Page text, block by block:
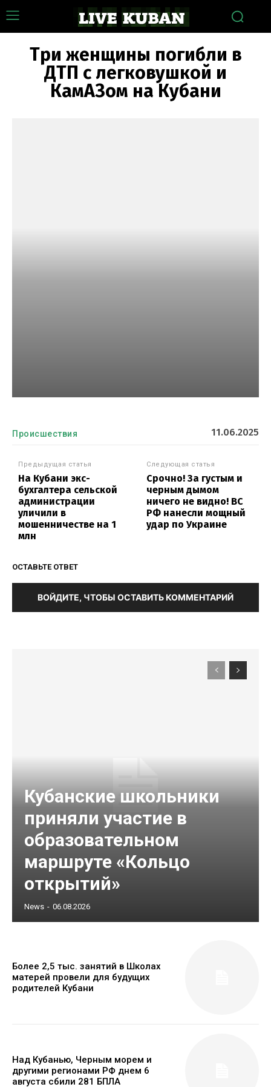
Три женщины погибли в
ДТП с легковушкой и
КамАЗом на Кубани
Происшествия 11.06.2025
Предыдущая статья
На Кубани экс-
бухгалтера сельской
администрации
уличили в
мошенничестве на 1
млн
Следующая статья
Срочно! За густым и
черным дымом
ничего не видно! ВС
РФ нанесли мощный
удар по Украине
ОСТАВЬТЕ ОТВЕТ
ВОЙДИТЕ, ЧТОБЫ ОСТАВИТЬ КОММЕНТАРИЙ
Кубанские школьники
приняли участие в
образовательном
маршруте «Кольцо
открытий»
News - 06.08.2026
Более 2,5 тыс. занятий в Школах
матерей провели для будущих
родителей Кубани
Над Кубанью, Черным морем и
другими регионами РФ днем 6
августа сбили 281 БПЛА